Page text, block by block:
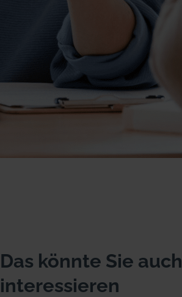
Das könnte Sie auch
interessieren